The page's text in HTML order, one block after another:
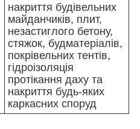
накриття будівельних
майданчиків, плит,
незастиглого бетону,
стяжок, будматеріалів,
покрівельних тентів,
гідроізоляція
протікання даху та
накриття будь-яких
каркасних споруд